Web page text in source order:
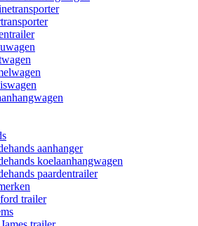
aanhanger
koelaanhangwagen
paardentrailer
trailer